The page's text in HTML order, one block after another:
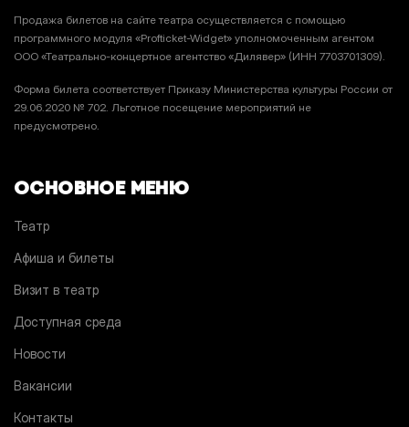
Продажа билетов на сайте театра осуществляется с помощью
программного модуля «Profticket-Widget» уполномоченным агентом
ООО «Театрально-концертное агентство «Дилявер» (ИНН 7703701309).
Форма билета соответствует Приказу Министерства культуры России от
29.06.2020 № 702. Льготное посещение мероприятий не
предусмотрено.
ОСНОВНОЕ МЕНЮ
Театр
Афиша и билеты
Визит в театр
Доступная среда
Новости
Вакансии
Контакты